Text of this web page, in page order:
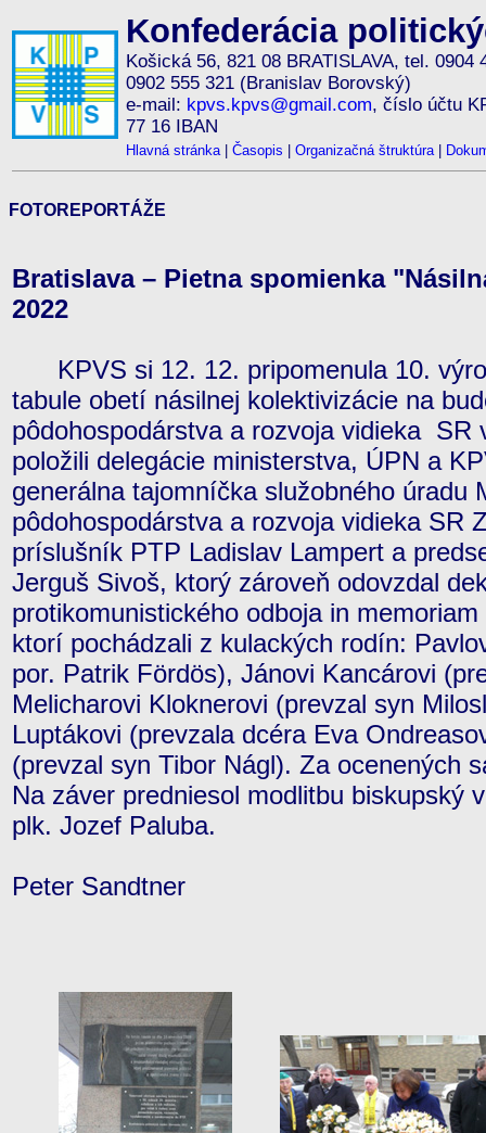
Konfederácia
Košická 56, 821 08 BRATISLAVA, tel. 0904
0902 555 321 (Branislav Borovský)
e-mail: kpvs.kpvs@gmail.com, číslo účtu
77 16 IBAN
Hlavná stránka| Časopis Organizačná štruktúra|
FOTOREPORTÁŽE
Bratislava – Pietna spomienka
2022
KPVS si 12. 12. pripomenula 10.
tabule obetí násilnej kolektivizácie na
pôdohospodárstva a rozvoja vidieka SR
položili delegácie ministerstva, ÚPN a
generálna tajomníčka služobného úradu
pôdohospodárstva a rozvoja vidieka SR
príslušník PTP Ladislav Lampert a
Jerguš Sivoš, ktorý zároveň odovzdal
protikomunistického odboja in
ktorí pochádzali z kulackých rodín:
por. Patrik Fördös), Jánovi Kancárovi
Melicharovi Kloknerovi (prevzal syn
Luptákovi (prevzala dcéra Eva
(prevzal syn Tibor Nágl). Za ocenených
Na záver predniesol modlitbu biskupský
plk. Jozef Paluba.
Peter Sandtner